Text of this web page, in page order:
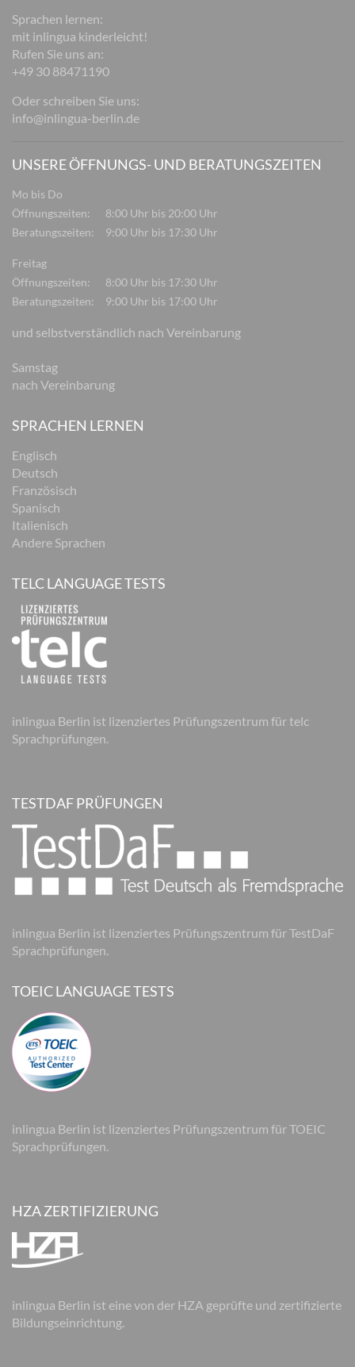
Sprachen lernen:
mit inlingua kinderleicht!
Rufen Sie uns an:
+49 30 88471190
Oder schreiben Sie uns:
info@inlingua-berlin.de
UNSERE ÖFFNUNGS- UND BERATUNGSZEITEN
Mo bis Do
Öffnungszeiten:
8:00 Uhr bis 20:00 Uhr
Beratungszeiten:
9:00 Uhr bis 17:30 Uhr
Freitag
Öffnungszeiten:
8:00 Uhr bis 17:30 Uhr
Beratungszeiten:
9:00 Uhr bis 17:00 Uhr
und selbstverständlich nach Vereinbarung
Samstag
nach Vereinbarung
SPRACHEN LERNEN
Englisch
Deutsch
Französisch
Spanisch
Italienisch
Andere Sprachen
TELC LANGUAGE TESTS
inlingua Berlin ist lizenziertes Prüfungszentrum für telc
Sprachprüfungen.
TESTDAF PRÜFUNGEN
inlingua Berlin ist lizenziertes Prüfungszentrum für TestDaF
Sprachprüfungen.
TOEIC LANGUAGE TESTS
inlingua Berlin ist lizenziertes Prüfungszentrum für TOEIC
Sprachprüfungen.
HZA ZERTIFIZIERUNG
inlingua Berlin ist eine von der HZA geprüfte und zertifizierte
Bildungseinrichtung.